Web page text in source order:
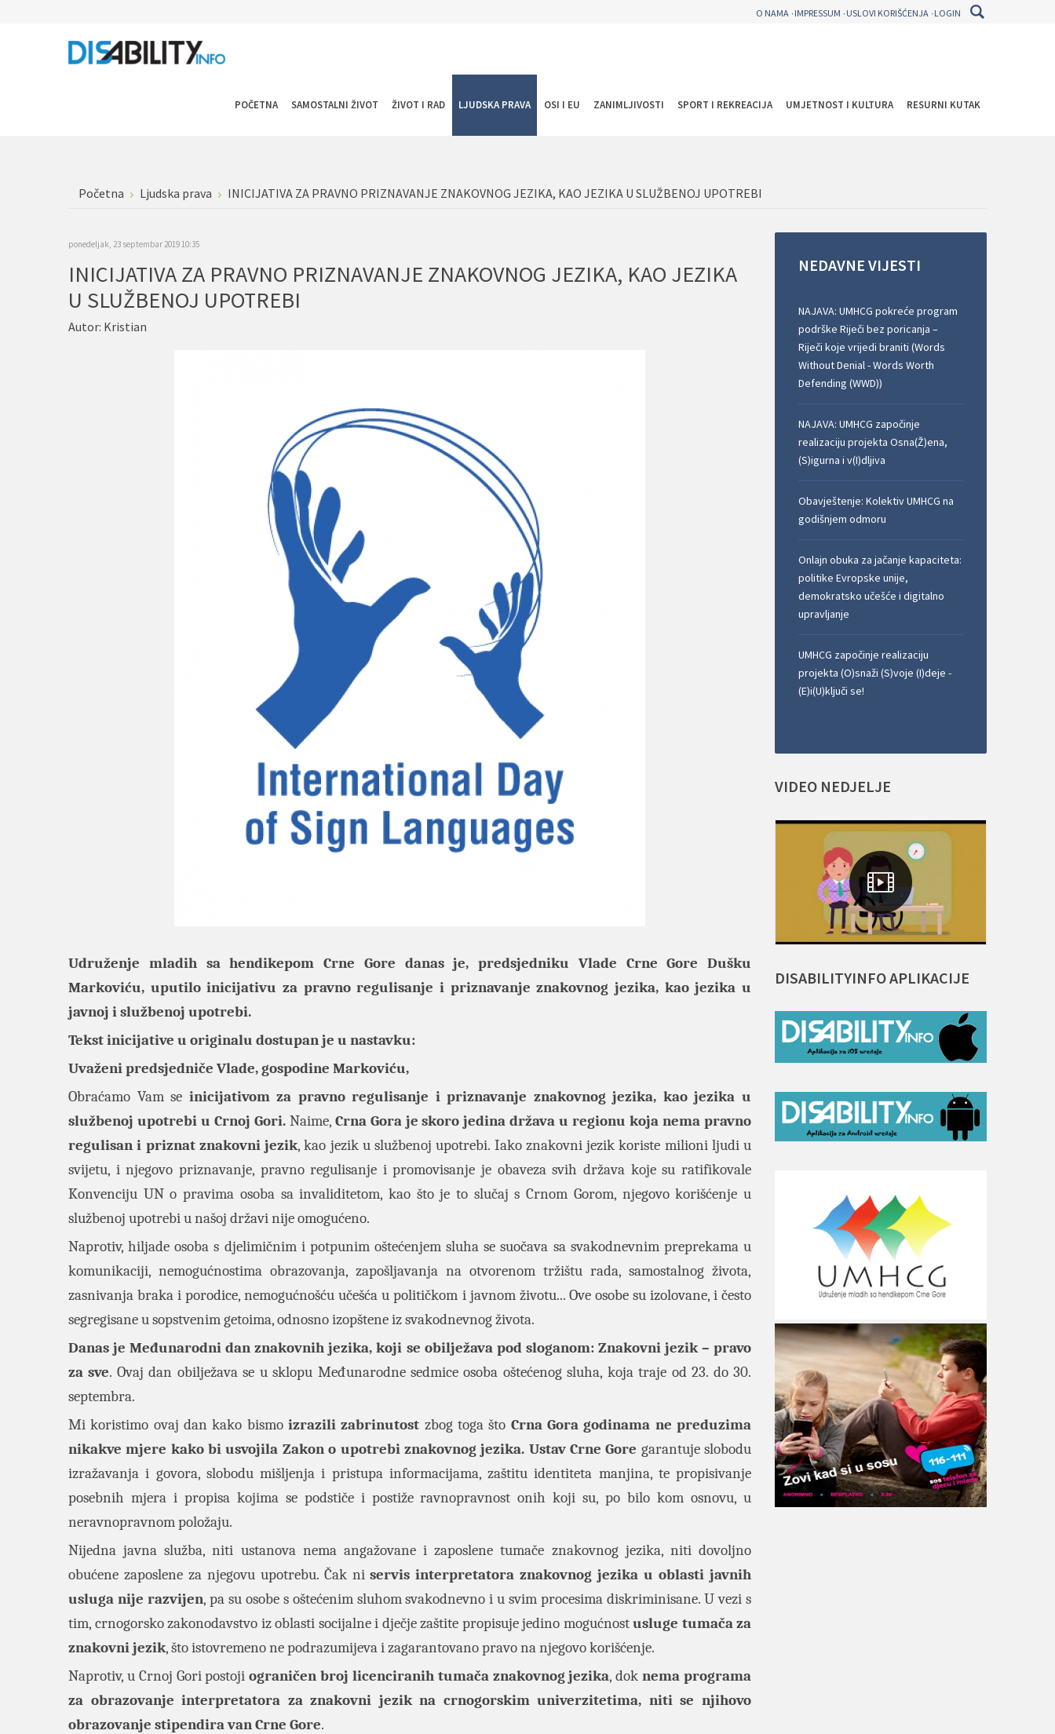
O NAMA IMPRESSUM USLOVI KORIŠĆENJA LOGIN
POČETNA SAMOSTALNI ŽIVOT ŽIVOT I RAD LJUDSKA PRAVA OSI I EU ZANIMLJIVOSTI SPORT I REKREACIJA UMJETNOST I KULTURA RESURNI KUTAK
Početna Ljudska prava INICIJATIVA ZA PRAVNO PRIZNAVANJE ZNAKOVNOG JEZIKA, KAO JEZIKA U SLUŽBENOJ UPOTREBI
ponedeljak, 23 septembar 2019 10:35
INICIJATIVA ZA PRAVNO PRIZNAVANJE ZNAKOVNOG JEZIKA, KAO JEZIKA
U SLUŽBENOJ UPOTREBI
Autor: Kristian
Udruženje mladih sa hendikepom Crne Gore danas je, predsjedniku Vlade Crne Gore Dušku
Markoviću, uputilo inicijativu za pravno regulisanje i priznavanje znakovnog jezika, kao jezika u
javnoj i službenoj upotrebi.
Tekst inicijative u originalu dostupan je u nastavku:
Uvaženi predsjedniče Vlade, gospodine Markoviću,
Obraćamo Vam se inicijativom za pravno regulisanje i priznavanje znakovnog jezika, kao jezika u
službenoj upotrebi u Crnoj Gori. Naime, Crna Gora je skoro jedina država u regionu koja nema pravno
regulisan i priznat znakovni jezik, kao jezik u službenoj upotrebi. Iako znakovni jezik koriste milioni ljudi u
svijetu, i njegovo priznavanje, pravno regulisanje i promovisanje je obaveza svih država koje su ratifikovale
Konvenciju UN o pravima osoba sa invaliditetom, kao što je to slučaj s Crnom Gorom, njegovo korišćenje u
službenoj upotrebi u našoj državi nije omogućeno.
Naprotiv, hiljade osoba s djelimičnim i potpunim oštećenjem sluha se suočava sa svakodnevnim preprekama u
komunikaciji, nemogućnostima obrazovanja, zapošljavanja na otvorenom tržištu rada, samostalnog života,
zasnivanja braka i porodice, nemogućnošću učešća u političkom i javnom životu... Ove osobe su izolovane, i često
segregisane u sopstvenim getoima, odnosno izopštene iz svakodnevnog života.
Danas je Međunarodni dan znakovnih jezika, koji se obilježava pod sloganom: Znakovni jezik – pravo
za sve. Ovaj dan obilježava se u sklopu Međunarodne sedmice osoba oštećenog sluha, koja traje od 23. do 30.
septembra.
Mi koristimo ovaj dan kako bismo izrazili zabrinutost zbog toga što Crna Gora godinama ne preduzima
nikakve mjere kako bi usvojila Zakon o upotrebi znakovnog jezika. Ustav Crne Gore garantuje slobodu
izražavanja i govora, slobodu mišljenja i pristupa informacijama, zaštitu identiteta manjina, te propisivanje
posebnih mjera i propisa kojima se podstiče i postiže ravnopravnost onih koji su, po bilo kom osnovu, u
neravnopravnom položaju.
Nijedna javna služba, niti ustanova nema angažovane i zaposlene tumače znakovnog jezika, niti dovoljno
obućene zaposlene za njegovu upotrebu. Čak niservis interpretatora znakovnog jezika u oblasti javnih
usluga nije razvijen, pa su osobe s oštećenim sluhom svakodnevno i u svim procesima diskriminisane. U vezi s
tim, crnogorsko zakonodavstvo iz oblasti socijalne i dječje zaštite propisuje jedino mogućnost usluge tumača za
znakovni jezik, što istovremeno ne podrazumijeva i zagarantovano pravo na njegovo korišćenje.
Naprotiv, uCrnoj Gori postojiograničen broj licenciranih tumača znakovnog jezika, doknema programa
za obrazovanje interpretatora za znakovni jezik na crnogorskim univerzitetima, niti se njihovo
obrazovanje stipendira van Crne Gore.
NEDAVNE VIJESTI
NAJAVA: UMHCG pokreće program
podrške Riječi bez poricanja –
Riječi koje vrijedi braniti (Words
Without Denial - Words Worth
Defending (WWD))
NAJAVA: UMHCG započinje
realizaciju projekta Osna(Ž)ena,
(S)igurna i v(I)dljiva
Obavještenje: Kolektiv UMHCG na
godišnjem odmoru
Onlajn obuka za jačanje kapaciteta:
politike Evropske unije,
demokratsko učešće i digitalno
upravljanje
UMHCG započinje realizaciju
projekta (O)snaži (S)voje (I)deje -
(E)i(U)ključi se!
VIDEO NEDJELJE
DISABILITYINFOAPLIKACIJE